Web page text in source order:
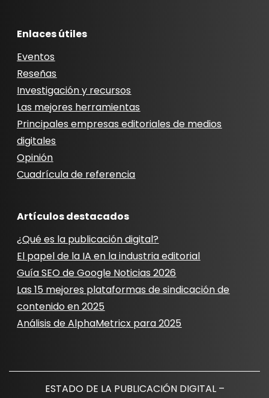
Enlaces útiles
Eventos
Reseñas
Investigación y recursos
Las mejores herramientas
Principales empresas editoriales de medios
digitales
Opinión
Cuadrícula de referencia
Artículos destacados
¿Qué es la publicación digital?
El papel de la IA en la industria editorial
Guía SEO de Google Noticias 2026
Las 15 mejores plataformas de sindicación de
contenido en 2025
Análisis de AlphaMetricx para 2025
ESTADO DE LA PUBLICACIÓN DIGITAL –